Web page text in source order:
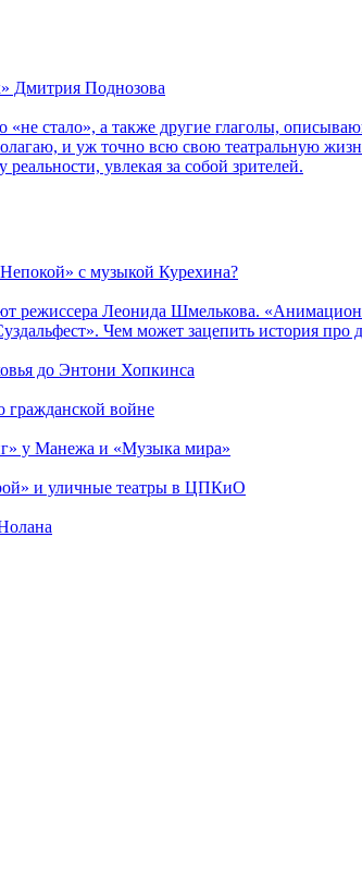
Дмитрия Поднозова
«не стало», а также другие глаголы,
и уж точно всю свою театральную
увлекая за собой зрителей.
с музыкой Курехина?
Леонида Шмелькова.
Чем может зацепить история
до Энтони Хопкинса
гражданской войне
у Манежа и «Музыка мира»
и уличные театры в ЦПКиО